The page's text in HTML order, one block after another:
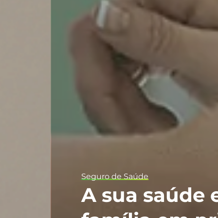
Seguro de Saúde
A sua saúde e